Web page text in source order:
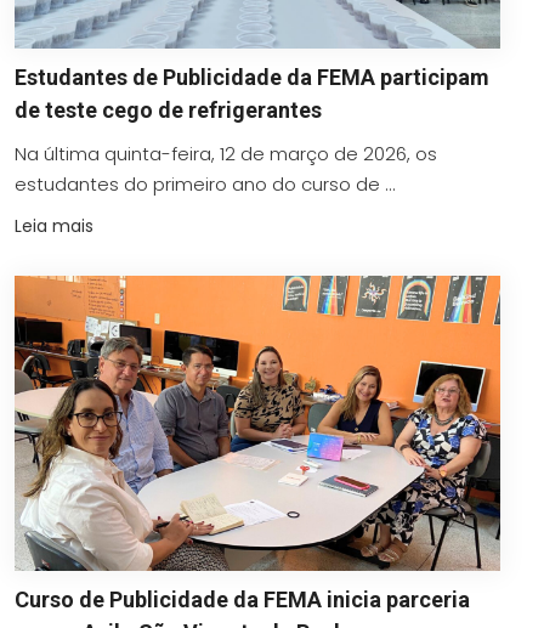
Estudantes de Publicidade da FEMA participam
de teste cego de refrigerantes
Na última quinta-feira, 12 de março de 2026, os
estudantes do primeiro ano do curso de ...
Leia mais
Curso de Publicidade da FEMA inicia parceria